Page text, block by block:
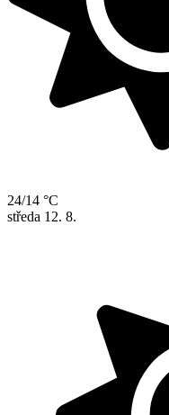
24/14 °C
středa 12. 8.